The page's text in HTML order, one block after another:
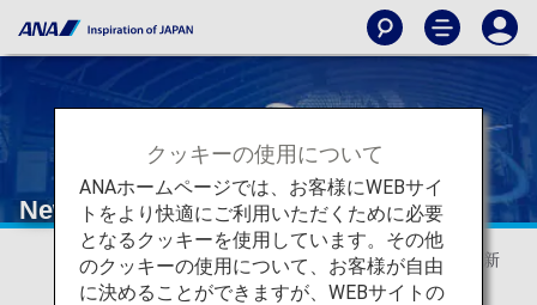
New Travel Experience
2025年5月20日 更新
クッキーの使用について
ANAホームページでは、お客様にWEBサイ
トをより快適にご利用いただくために必要
となるクッキーを使用しています。その他
のクッキーの使用について、お客様が自由
に決めることができますが、WEBサイトの